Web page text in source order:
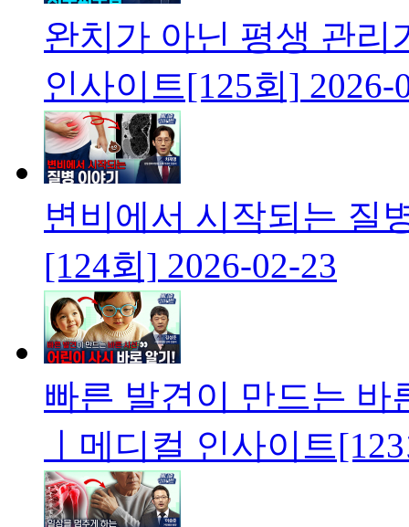
완치가 아닌 평생 관
인사이트[125회] 2026-
변비에서 시작되는 질
[124회] 2026-02-23
빠른 발견이 만드는 바
ㅣ메디컬 인사이트